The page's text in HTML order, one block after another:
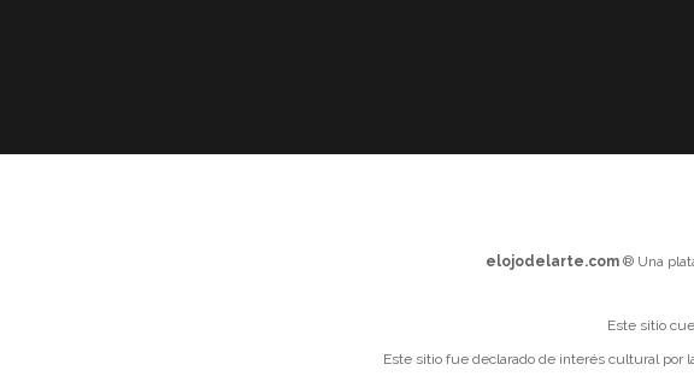
elojodelarte.com® Una
Este sitio
Este sitio fue declarado de interés cultural por